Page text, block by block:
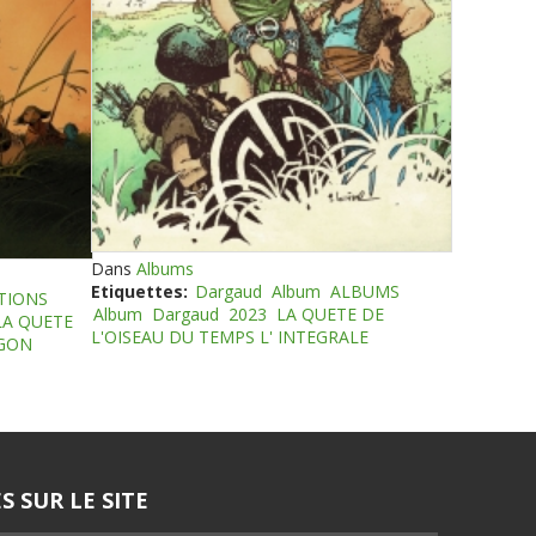
QUETE
Dans Albums
Etiquettes: Dargaud Album ALBUMS
Album Dargaud 2023 LA QUETE DE
L'OISEAU DU TEMPS L' INTEGRALE
SUR LE SITE